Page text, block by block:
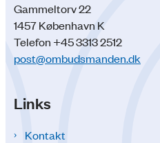
Gammeltorv 22
1457 København K
Telefon +45 3313 2512
post@ombudsmanden.dk
Links
Kontakt